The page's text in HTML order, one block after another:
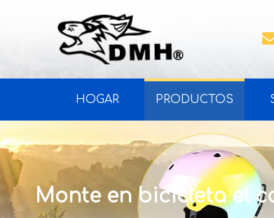
HOGAR PRODUCTOS
Monte en bicicleta el